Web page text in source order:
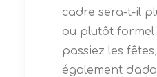
cadre sera-t-il
ou plutôt formel
passiez les
également